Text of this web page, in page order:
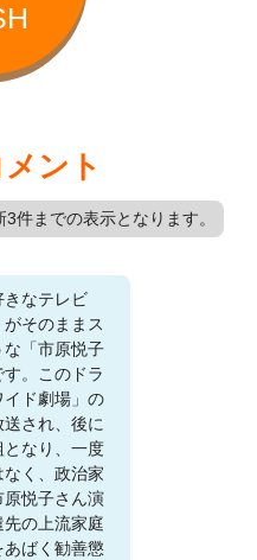
ント
件までの表示となります。
きなテレビ
がそのままス
な「市原悦子
。このドラ
イド劇場」の
され、後に
なり、一度
く、政治家
悦子さん演
先の上流家庭
あばく勧善懲